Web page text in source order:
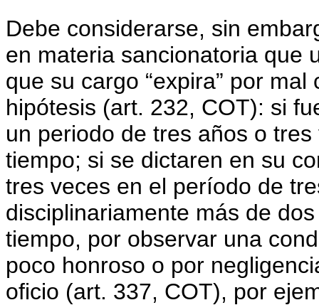
Debe considerarse, sin
en materia sancionatoria que
que su cargo “expira” por
hipótesis (art. 232, COT): si
un periodo de tres años o
tiempo; si se dictaren en su
tres veces en el período de
disciplinariamente más de
tiempo, por observar una
poco honroso o por
oficio (art. 337, COT), por